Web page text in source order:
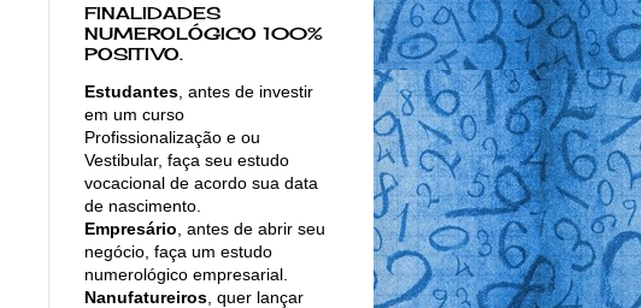
FINALIDADES
NUMEROLÓGICO 100%
POSITIVO.
Estudantes , antes de investir
em um curso
Profissionalização e ou
Vestibular, faça seu estudo
vocacional de acordo sua data
de nascimento.
Empresário , antes de abrir seu
negócio, faça um estudo
numerológico empresarial.
Nanufatureiros , quer lançar